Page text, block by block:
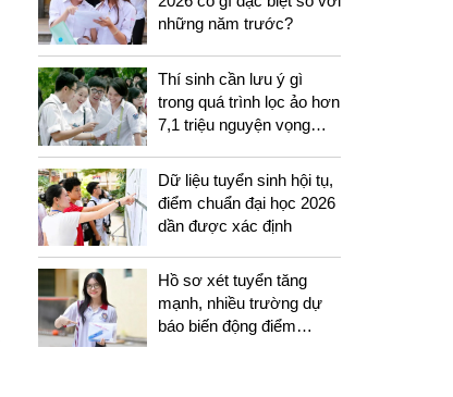
những năm trước?
Thí sinh cần lưu ý gì
trong quá trình lọc ảo hơn
7,1 triệu nguyện vọng
Dữ liệu tuyển sinh hội tụ,
điểm chuẩn đại học 2026
dần được xác định
Hồ sơ xét tuyển tăng
mạnh, nhiều trường dự
báo biến động điểm